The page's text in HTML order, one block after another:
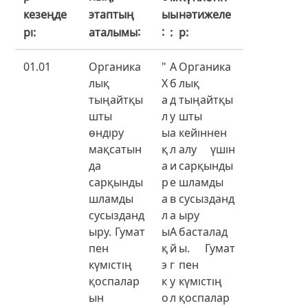
кезеңде
рі
этаптың
аталымы
ыынәтижеле
р
01.01
Органика
лық
тыңайтқы
шты
өндіру
мақсатын
да
сарқынды
шламды
сусызданд
ыру. Гумат
пен
күмістің
қоспалар
ын
"
Х
а
л
ы
қ
а
р
а
л
ы
қ
э
к
о
А
б
д
у
а
л
и
е
в
а
А
й
г
у
л
Органика
лық
тыңайтқы
шты
кейіннен
алу үшін
сарқынды
шламды
сусызданд
ыру
басталад
ы. Гумат
пен
күмістің
қоспалар